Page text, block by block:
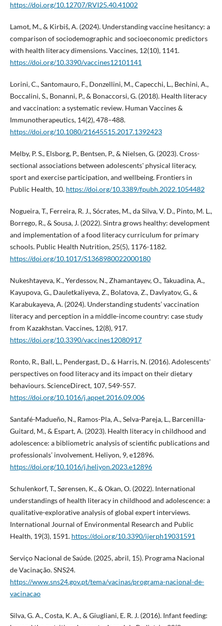
https://doi.org/10.12707/RVI25.40.41002
Lamot, M., & Kirbiš, A. (2024). Understanding vaccine hesitancy: a
comparison of sociodemographic and socioeconomic predictors
with health literacy dimensions. Vaccines, 12(10), 1141.
https://doi.org/10.3390/vaccines12101141
Lorini, C., Santomauro, F., Donzellini, M., Capecchi, L., Bechini, A.,
Boccalini, S., Bonanni, P., & Bonaccorsi, G. (2018). Health literacy
and vaccination: a systematic review. Human Vaccines &
Immunotherapeutics, 14(2), 478–488.
https://doi.org/10.1080/21645515.2017.1392423
Melby, P. S., Elsborg, P., Bentsen, P., & Nielsen, G. (2023). Cross-
sectional associations between adolescents' physical literacy,
sport and exercise participation, and wellbeing. Frontiers in
Public Health, 10. https://doi.org/10.3389/fpubh.2022.1054482
Nogueira, T., Ferreira, R. J., Sócrates, M., da Silva, V. D., Pinto, M. L.,
Borrego, R., & Sousa, J. (2022). Sintra grows healthy: development
and implementation of a food literacy curriculum for primary
schools. Public Health Nutrition, 25(5), 1176-1182.
https://doi.org/10.1017/S1368980022000180
Nukeshtayeva, K., Yerdessov, N., Zhamantayev, O., Takuadina, A.,
Kayupova, G., Dauletkaliyeva, Z., Bolatova, Z., Davlyatov, G., &
Karabukayeva, A. (2024). Understanding students’ vaccination
literacy and perception in a middle-income country: case study
from Kazakhstan. Vaccines, 12(8), 917.
https://doi.org/10.3390/vaccines12080917
Ronto, R., Ball, L., Pendergast, D., & Harris, N. (2016). Adolescents'
perspectives on food literacy and its impact on their dietary
behaviours. ScienceDirect, 107, 549-557.
https://doi.org/10.1016/j.appet.2016.09.006
Santafé-Madueño, N., Ramos-Pla, A., Selva-Pareja, L., Barcenilla-
Guitard, M., & Espart, A. (2023). Health literacy in childhood and
adolescence: a bibliometric analysis of scientific publications and
professionals’ involvement. Heliyon, 9, e12896.
https://doi.org/10.1016/j.heliyon.2023.e12896
Schulenkorf, T., Sørensen, K., & Okan, O. (2022). International
understandings of health literacy in childhood and adolescence: a
qualitative-explorative analysis of global expert interviews.
International Journal of Environmental Research and Public
Health, 19(3), 1591. https://doi.org/10.3390/ijerph19031591
Serviço Nacional de Saúde. (2025, abril, 15). Programa Nacional
de Vacinação. SNS24.
https://www.sns24.gov.pt/tema/vacinas/programa-nacional-de-
vacinacao
Silva, G. A., Costa, K. A., & Giugliani, E. R. J. (2016). Infant feeding: